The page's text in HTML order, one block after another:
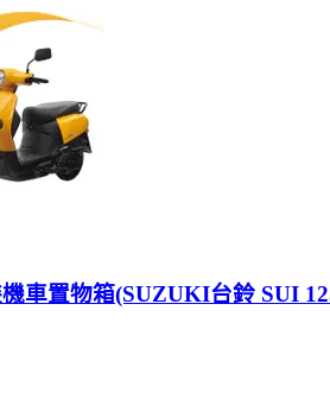
車置物箱(SUZUKI台鈴 SUI